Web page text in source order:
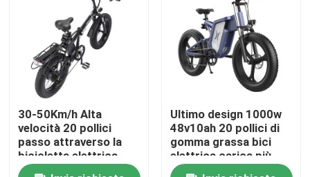
Giro della fabbrica
Controllo di qualità
Richieda una citazione
Ridstar Electric Bike
30-50Km/h Alta
velocità 20 pollici
passo attraverso la
bicicletta elettrica
500w motore senza
Ultimo design 1000w
48v10ah 20 pollici di
gomma grassa bici
elettrica carica più
veloce